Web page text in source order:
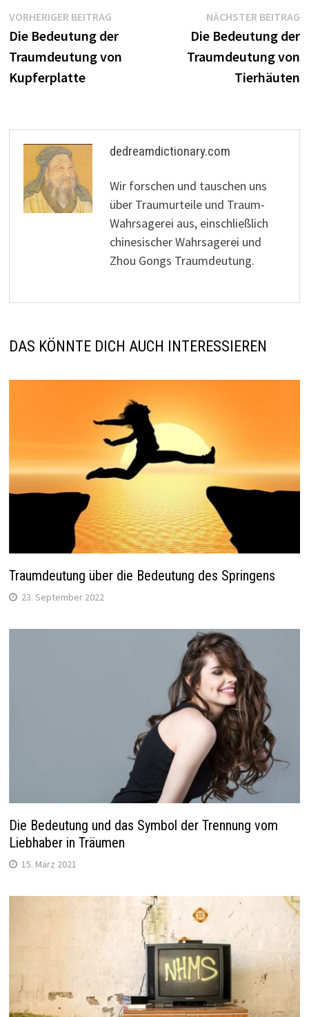
Beitragsnavigation
VORHERIGER BEITRAGVorheriger
Beitrag:
Die Bedeutung der
Traumdeutung von
Kupferplatte
NÄCHSTER BEITRAG
Die Bedeutung der
Traumdeutung von
Tierhäuten
dedreamdictionary.com
Wir forschen und tauschen uns
über Traumurteile und Traum-
Wahrsagerei aus, einschließlich
chinesischer Wahrsagerei und
Zhou Gongs Traumdeutung.
DAS KÖNNTE DICH AUCH INTERESSIEREN
Traumdeutung über die Bedeutung des Springens
23. September 2022
Die Bedeutung und das Symbol der Trennung vom
Liebhaber in Träumen
15. März 2021